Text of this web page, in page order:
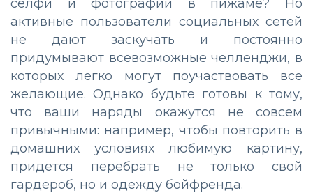
селфи и фотографии в пижаме? Но
активные пользователи социальных сетей
не дают заскучать и постоянно
придумывают всевозможные челленджи, в
которых легко могут поучаствовать все
желающие. Однако будьте готовы к тому,
что ваши наряды окажутся не совсем
привычными: например, чтобы повторить в
домашних условиях любимую картину,
придется перебрать не только свой
гардероб, но и одежду бойфренда.